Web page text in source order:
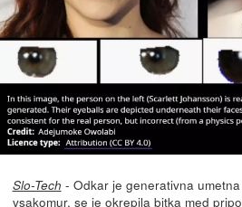
Slo-Tech - Odkar je generativna
vsakomur, se je okrepila bitka med